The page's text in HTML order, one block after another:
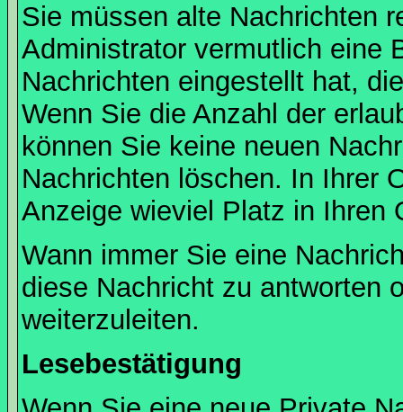
Sie müssen alte Nachrichten
Administrator vermutlich eine
Nachrichten eingestellt hat,
Wenn Sie die Anzahl der
können Sie keine neuen
Nachrichten löschen. In Ihrer
Anzeige wieviel Platz in Ihren
Wann immer Sie eine
diese Nachricht zu antworten
weiterzuleiten.
Lesebestätigung